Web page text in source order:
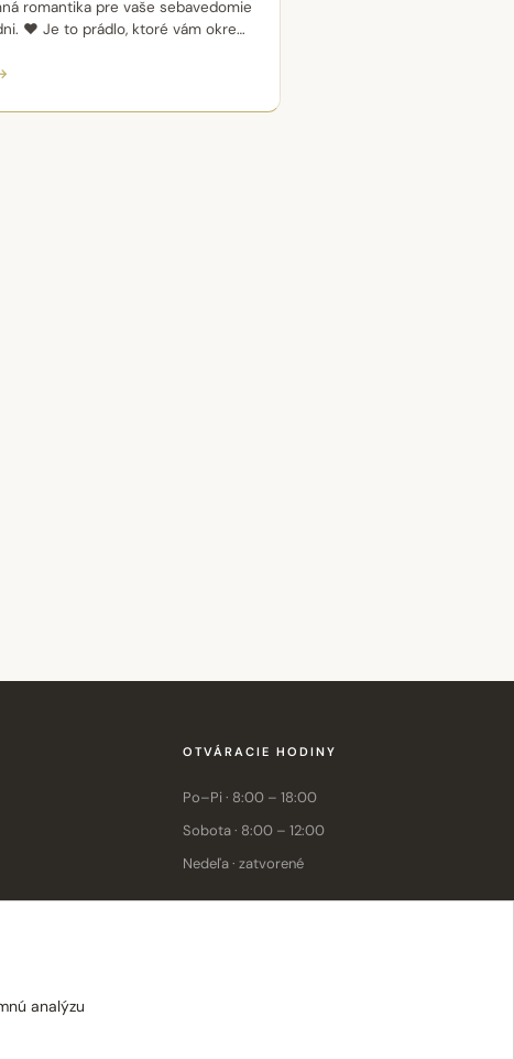
romantika pre vaše sebavedomie
❤ Je to prádlo, ktoré vám okrem
OTVÁRACIE HODINY
Po–Pi · 8:00 – 18:00
Sobota · 8:00 – 12:00
Nedeľa · zatvorené
analýzu